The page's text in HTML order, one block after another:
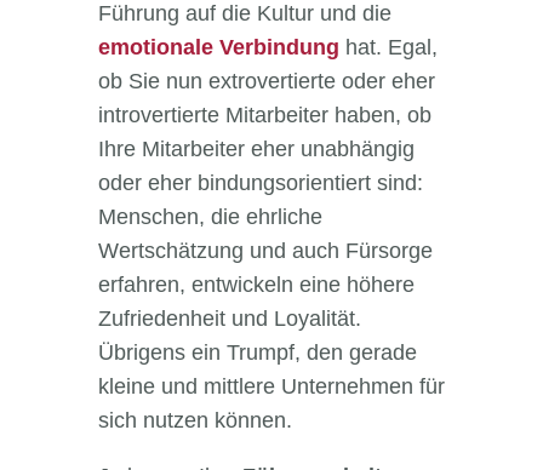
Führung auf die Kultur und die
emotionale Verbindung hat. Egal,
ob Sie nun extrovertierte oder eher
introvertierte Mitarbeiter haben, ob
Ihre Mitarbeiter eher unabhängig
oder eher bindungsorientiert sind:
Menschen, die ehrliche
Wertschätzung und auch Fürsorge
erfahren, entwickeln eine höhere
Zufriedenheit und Loyalität.
Übrigens ein Trumpf, den gerade
kleine und mittlere Unternehmen für
sich nutzen können.